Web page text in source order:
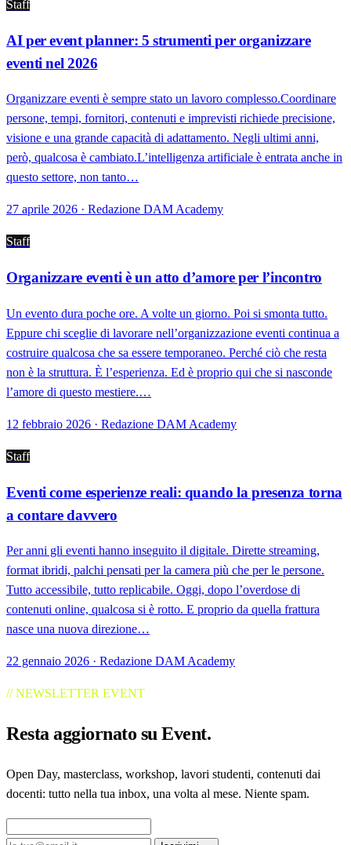
Staff
AI per event planner: 5 strumenti per organizzare
eventi nel 2026
Organizzare eventi è sempre stato un lavoro complesso.Coordinare
persone, tempi, fornitori, contenuti e imprevisti richiede precisione,
visione e una grande capacità di adattamento. Negli ultimi anni,
però, qualcosa è cambiato.L’intelligenza artificiale è entrata anche in
questo settore, non tanto…
27 aprile 2026 · Redazione DAM Academy
Staff
Organizzare eventi è un atto d’amore per l’incontro
Un evento dura poche ore. A volte un giorno. Poi si smonta tutto.
Eppure chi sceglie di lavorare nell’organizzazione eventi continua a
costruire qualcosa che sa essere temporaneo. Perché ciò che resta
non è la struttura. È l’esperienza. Ed è proprio qui che si nasconde
l’amore di questo mestiere.…
12 febbraio 2026 · Redazione DAM Academy
Staff
Eventi come esperienze reali: quando la presenza torna
a contare davvero
Per anni gli eventi hanno inseguito il digitale. Dirette streaming,
format ibridi, palchi pensati per la camera più che per le persone.
Tutto accessibile, tutto replicabile. Oggi, dopo l’overdose di
contenuti online, qualcosa si è rotto. E proprio da quella frattura
nasce una nuova direzione…
22 gennaio 2026 · Redazione DAM Academy
// NEWSLETTER EVENT
Resta aggiornato suEvent.
Open Day, masterclass, workshop, lavori studenti, contenuti dai
docenti: tutto nella tua inbox, una volta al mese. Niente spam.